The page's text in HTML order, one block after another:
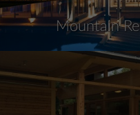
Mountain